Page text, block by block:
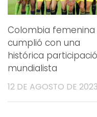
Colombia femenina
cumplió con una
histórica
mundialista
12 DE AGOSTO DE 2023